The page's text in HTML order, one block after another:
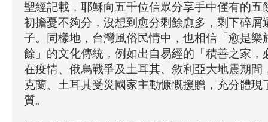
聖經記載，耶穌向五千位信眾分享手中僅有的五
初擔憂不夠分，沒想到愈分剩餘愈多，剩下碎屑
子。同樣地，台灣風俗民情中，也相信「愈是樂
餘」的文化傳統，例如出自易經的「積善之家，
在疫情、俄烏戰爭及土耳其、敘利亞大地震期間
克蘭、土耳其受災國家主動慷慨援贈，充分體現
質。